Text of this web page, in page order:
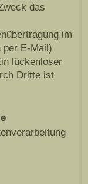
das
im
per E-Mail)
lückenloser
Dritte ist